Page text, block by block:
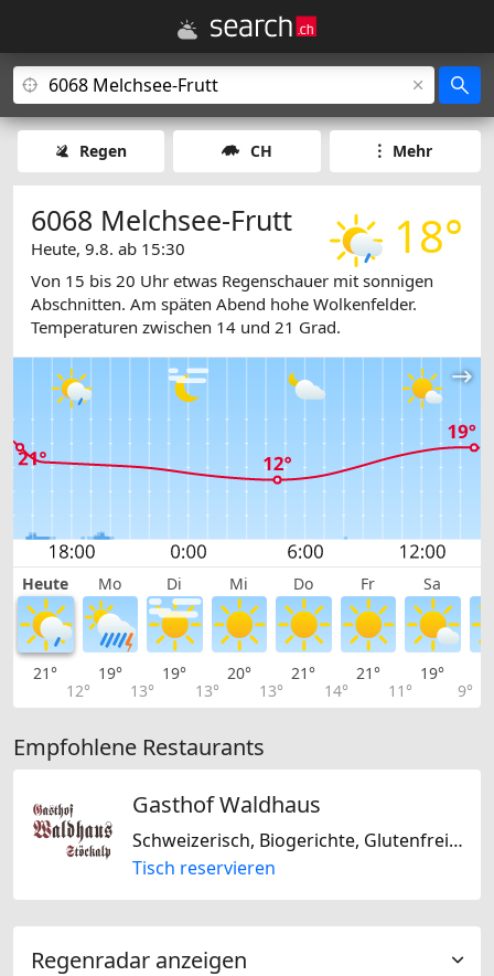
Regen CH Mehr
18°
6068 Melchsee-Frutt
Heute, 9.8. ab 15:30
Von 15 bis 20 Uhr etwas Regenschauer mit sonnigen
Abschnitten. Am späten Abend hohe Wolkenfelder.
Temperaturen zwischen 14 und 21 Grad.
Heute Mo Di Mi Do Fr Sa
21°
12°
19°
13°
19°
13°
20°
13°
21°
14°
21°
11°
19°
9°
Empfohlene Restaurants
Gasthof Waldhaus
Schweizerisch, Biogerichte, Glutenfrei, Laktosefrei, Nussfrei
Tisch reservieren
Regenradar anzeigen